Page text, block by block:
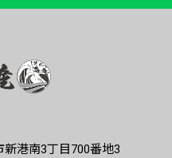
港南3丁目700番地3